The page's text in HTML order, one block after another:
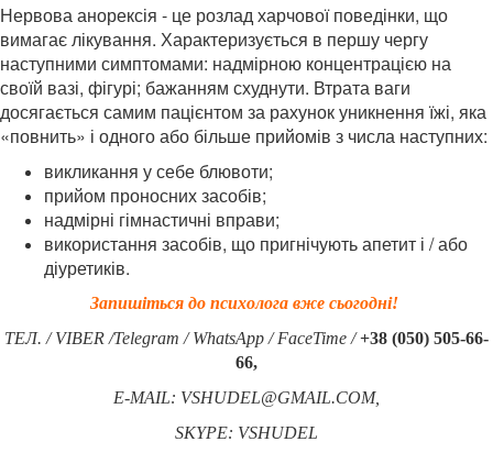
Нервова анорексія - це розлад харчової поведінки, що
вимагає лікування. Характеризується в першу чергу
наступними симптомами: надмірною концентрацією на
своїй вазі, фігурі; бажанням схуднути. Втрата ваги
досягається самим пацієнтом за рахунок уникнення їжі, яка
«повнить» і одного або більше прийомів з числа наступних:
викликання у себе блювоти;
прийом проносних засобів;
надмірні гімнастичні вправи;
використання засобів, що пригнічують апетит і / або
діуретиків.
Запишіться до психолога вже сьогодні!
ТЕЛ. / VIBER /Telegram / WhatsApp / FaceTime /+38 (050) 505-66-
66,
E-MAIL: VSHUDEL@GMAIL.COM,
SKYPE: VSHUDEL